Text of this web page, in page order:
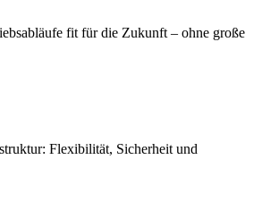
fit für die Zukunft – ohne große
Flexibilität, Sicherheit und